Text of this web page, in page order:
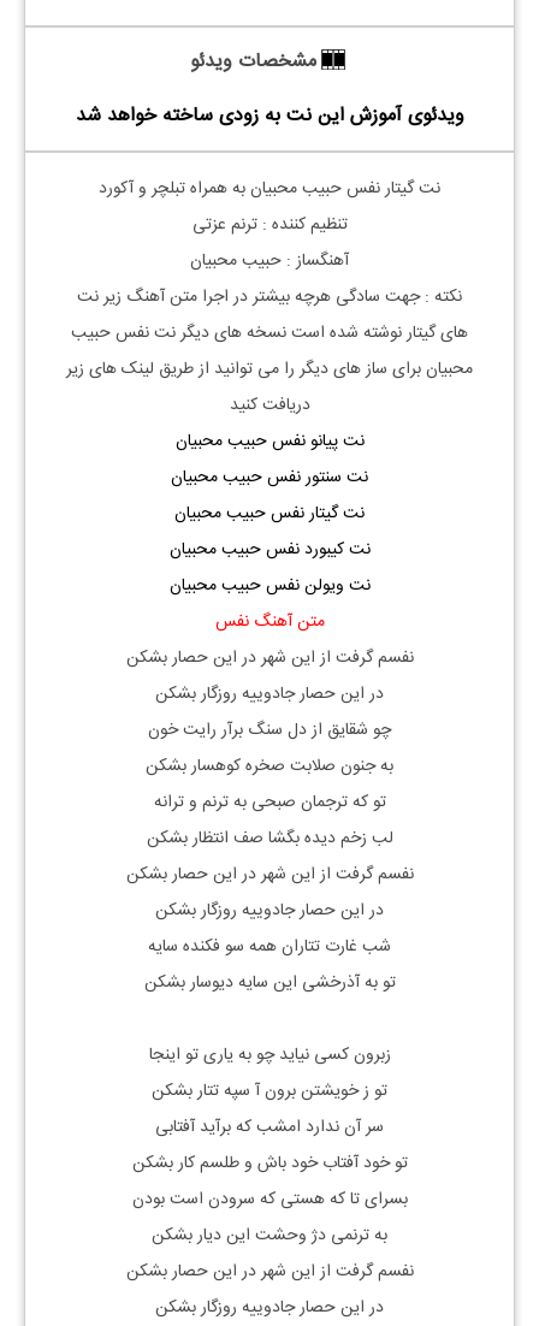
مشخصات ویدئو
ویدئوی آموزش این نت به زودی ساخته خواهد شد
نت گیتار نفس حبیب محبیان به همراه تبلچر و آکورد
تنظیم کننده : ترنم عزتی
آهنگساز : حبیب محبیان
نکته : جهت سادگی هرچه بیشتر در اجرا متن آهنگ زیر نت
هایگیتارنوشته شده است نسخه های دیگر نتنفس حبیب
محبیانبرای ساز های دیگر را می توانید از طریق لینک های زیر
دریافت کنید
نت پیانو نفس حبیب محبیان
نت سنتور نفس حبیب محبیان
نت گیتار نفس حبیب محبیان
نت کیبورد نفس حبیب محبیان
نت ویولن نفس حبیب محبیان
متن آهنگ نفس
نفسم گرفت از این شهر در این حصار بشکن
در این حصار جادوییه روزگار بشکن
چو شقایق از دل سنگ برآر رایت خون
به جنون صلابت صخره کوهسار بشکن
تو که ترجمان صبحی به ترنم و ترانه
لب زخم دیده بگشا صف انتظار بشکن
نفسم گرفت از این شهر در این حصار بشکن
در این حصار جادوییه روزگار بشکن
شب غارت تتاران همه سو فکنده سایه
تو به آذرخشی این سایه دیوسار بشکن
زبرون کسی نیاید چو به یاری تو اینجا
تو ز خویشتن برون آ سپه تتار بشکن
سر آن ندارد امشب که برآید آفتابی
تو خود آفتاب خود باش و طلسم کار بشکن
بسرای تا که هستی که سرودن است بودن
به ترنمی دژ وحشت این دیار بشکن
نفسم گرفت از این شهر در این حصار بشکن
در این حصار جادوییه روزگار بشکن